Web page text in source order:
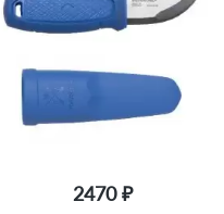
2470 ₽